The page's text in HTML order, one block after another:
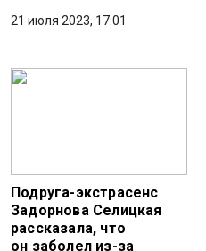
21 июля 2023, 17:01
Подруга-экстрасенс
Задорнова Селицкая
рассказала, что
он заболел из-за